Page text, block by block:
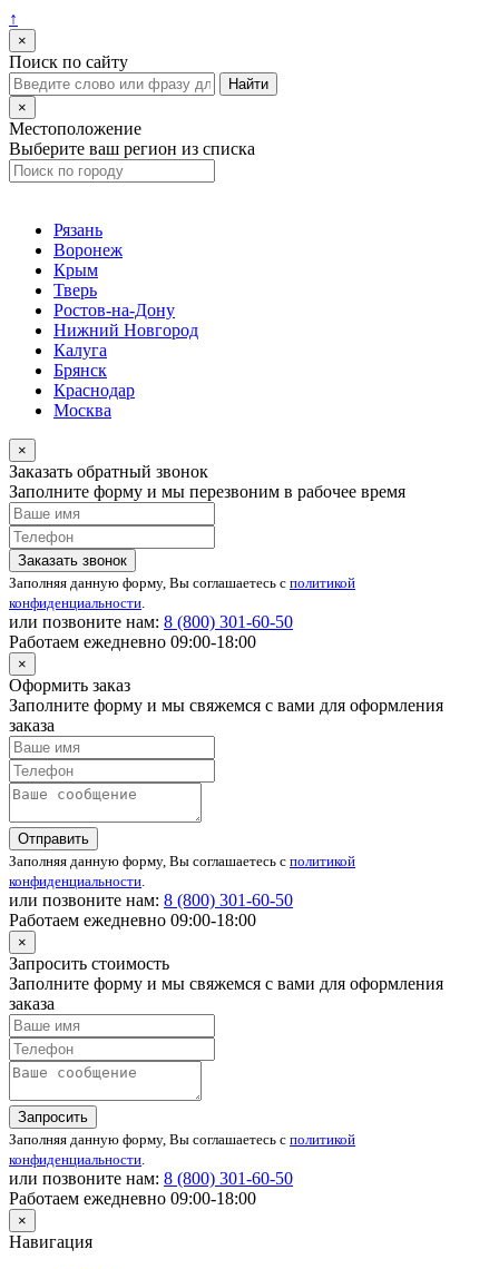
↑
×
Поиск по сайту
×
Местоположение
Выберите ваш регион из списка
Рязань
Воронеж
Крым
Тверь
Ростов-на-Дону
Нижний Новгород
Калуга
Брянск
Краснодар
Москва
×
Заказать обратный звонок
Заполните форму и мы перезвоним в рабочее время
Заказать звонок
Заполняя данную форму, Вы соглашаетесь с политикой
конфиденциальности.
или позвоните нам: 8 (800) 301-60-50
Работаем ежедневно 09:00-18:00
×
Оформить заказ
Заполните форму и мы свяжемся с вами для оформления
заказа
Отправить
Заполняя данную форму, Вы соглашаетесь с политикой
конфиденциальности.
или позвоните нам: 8 (800) 301-60-50
Работаем ежедневно 09:00-18:00
×
Запросить стоимость
Заполните форму и мы свяжемся с вами для оформления
заказа
Запросить
Заполняя данную форму, Вы соглашаетесь с политикой
конфиденциальности.
или позвоните нам: 8 (800) 301-60-50
Работаем ежедневно 09:00-18:00
×
Навигация